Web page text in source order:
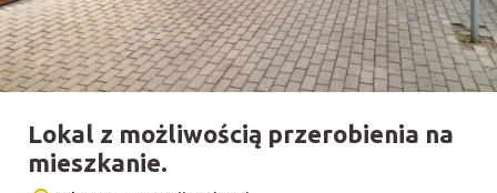
Lokal z możliwością przerobienia na
mieszkanie.